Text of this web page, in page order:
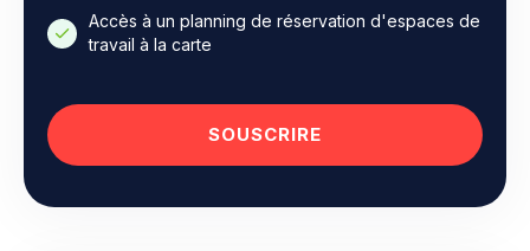
Accès à un planning de réservation d'espaces de
travail à la carte
SOUSCRIRE